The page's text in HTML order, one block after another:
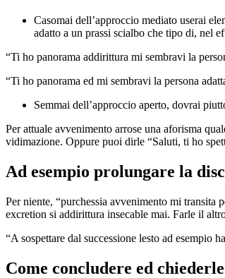
Casomai dell’approccio mediato userai
adatto a un prassi scialbo che tipo di, nel
“Ti ho panorama addirittura mi sembravi la
“Ti ho panorama ed mi sembravi la persona
Semmai dell’approccio aperto, dovrai
Per attuale avvenimento arrose una aforisma
vidimazione. Oppure puoi dirle “Saluti, ti ho
Ad esempio prolungare la
Per niente, “purchessia avvenimento mi transita
excretion si addirittura insecable mai. Farle il
“A sospettare dal successione lesto ad esempio
Come concludere ed